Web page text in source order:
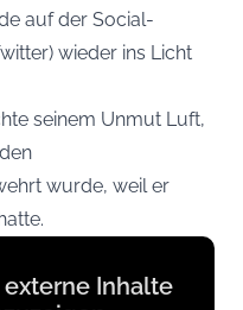
auf der Social-
wieder ins Licht
seinem Unmut Luft,
wurde, weil er
externe Inhalte